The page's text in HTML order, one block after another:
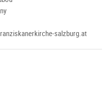
salzburg.at